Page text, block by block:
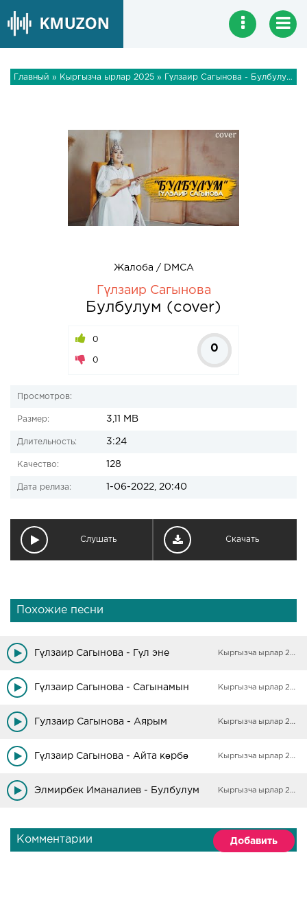
Главный » Кыргызча ырлар 2025 » Гүлзаир Сагынова - Булбулум (cover)
Жалоба / DMCA
Гүлзаир Сагынова
Булбулум (cover)
0
0
0
Просмотров:
Размер: 3,11 MB
Длительность: 3:24
Качество: 128
Дата релиза: 1-06-2022, 20:40
Слушать Скачать
Похожие песни
Гүлзаир Сагынова - Гүл эне Кыргызча ырлар 2025
Гүлзаир Сагынова - Сагынамын Кыргызча ырлар 2025
Гулзаир Сагынова - Аярым Кыргызча ырлар 2025
Гүлзаир Сагынова - Айта көрбө Кыргызча ырлар 2025
Элмирбек Иманалиев - Булбулум Кыргызча ырлар 2025
Комментарии Добавить